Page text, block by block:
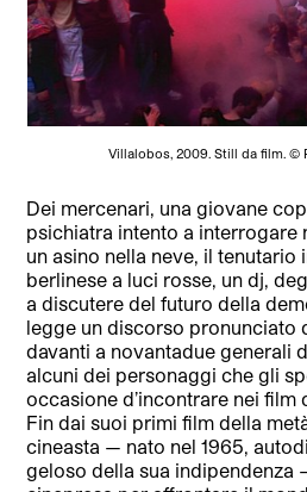
Villalobos, 2009. Still da film. ©
Dei mercenari, una giovane
psichiatra intento a interrogare
un asino nella neve, il tenutario
berlinese a luci rosse, un dj,
a discutere del futuro della
legge un discorso pronunciato
davanti a novantadue generali
alcuni dei personaggi che gli
occasione d’incontrare nei film
Fin dai suoi primi film della
cineasta — nato nel 1965,
geloso della sua indipendenza